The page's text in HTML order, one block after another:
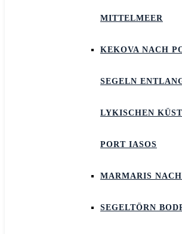
MITTELMEER
KEKOVA NACH
SEGELN
LYKISCHEN
PORT IASOS
MARMARIS
SEGELTÖRN